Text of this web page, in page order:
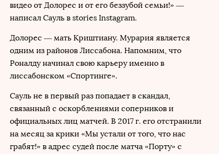
видео от Долорес и от его беззубой семьи!» —
написал Сауль в stories Instagram.
Долорес — мать Криштиану. Мурария является
одним из районов Лиссабона. Напомним, что
Роналду начинал свою карьеру именно в
лиссабонском «Спортинге».
Сауль не в первый раз попадает в скандал,
связанный с оскорблениями соперников и
официальных лиц матчей. В 2017 г. его отстранили
на месяц за крики «Мы устали от того, что нас
грабят!» в адрес судей после матча «Порту» с